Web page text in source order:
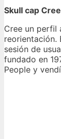
Skull cap
Cree un perfil
reorientación.
sesión de
fundado en
People y